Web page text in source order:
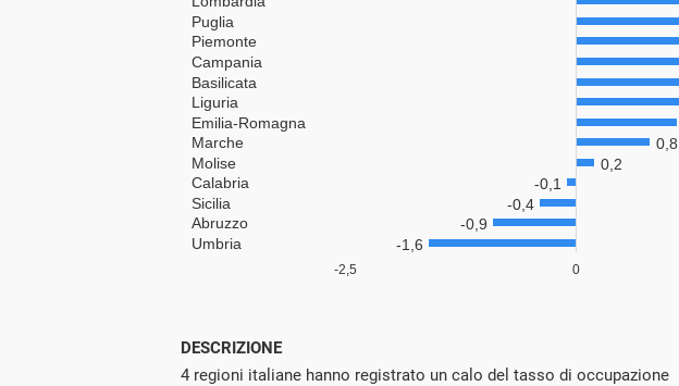
DESCRIZIONE
4 regioni italiane hanno registrato un calo del tasso di occupazione